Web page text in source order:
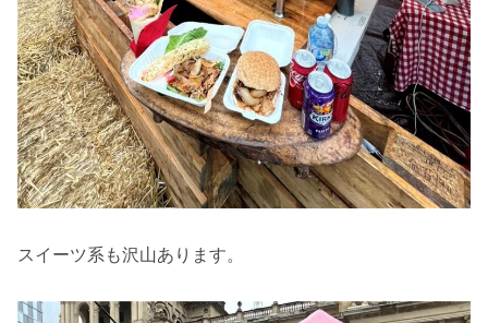
スイーツ系も沢山あります。